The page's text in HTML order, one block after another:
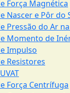
Força Magnética
Nascer e Pôr do
Pressão do Ar
Momento de
Impulso
Resistores
Força Centrífuga